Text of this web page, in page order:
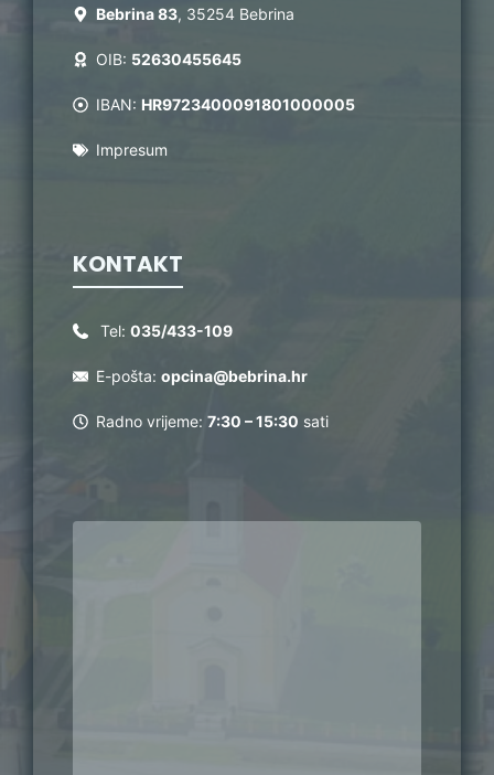
Bebrina 83, 35254 Bebrina
OIB: 52630455645
IBAN: HR9723400091801000005
Impresum
KONTAKT
Tel: 035/433-109
E-pošta: opcina@bebrina.hr
Radno vrijeme: 7:30 – 15:30 sati